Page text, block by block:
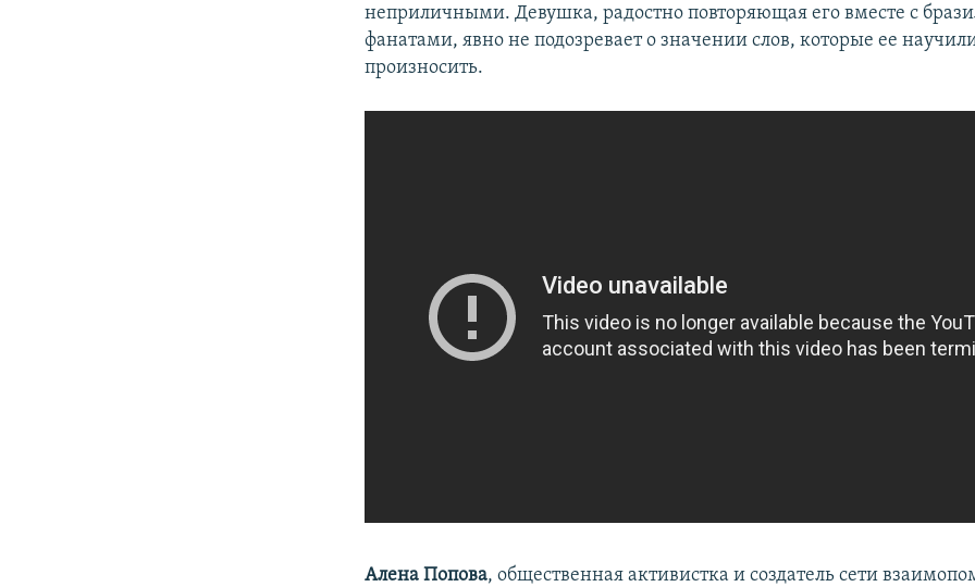
неприличными. Девушка, радостно повторяющая его вместе с
фанатами, явно не подозревает о значении слов, которые ее
произносить.
Алена Попова, общественная активистка и создатель сети